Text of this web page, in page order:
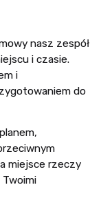
nasz zespół
i czasie.
i
do
miejsce rzeczy